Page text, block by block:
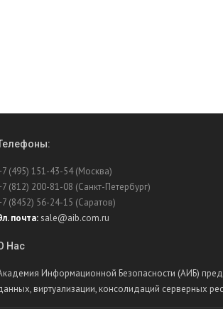
(495) 151-43-54 (Москва)
(812) 200-81-08 (Санкт-Петербург)
(8452) 56-24-15 (Саратов)
почта:sale@aib.com.ru
Нас
Информационной Безопасности (АИБ)
виртуализации, консолидаций серверных